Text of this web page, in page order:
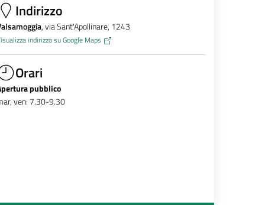
Indirizzo
, via Sant'Apollinare, 1243
indirizzo su Google Maps
Orari
pubblico
ven: 7.30-9.30